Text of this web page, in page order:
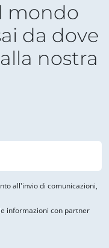
mondo
da dove
nostra
all'invio di comunicazioni,
informazioni con partner